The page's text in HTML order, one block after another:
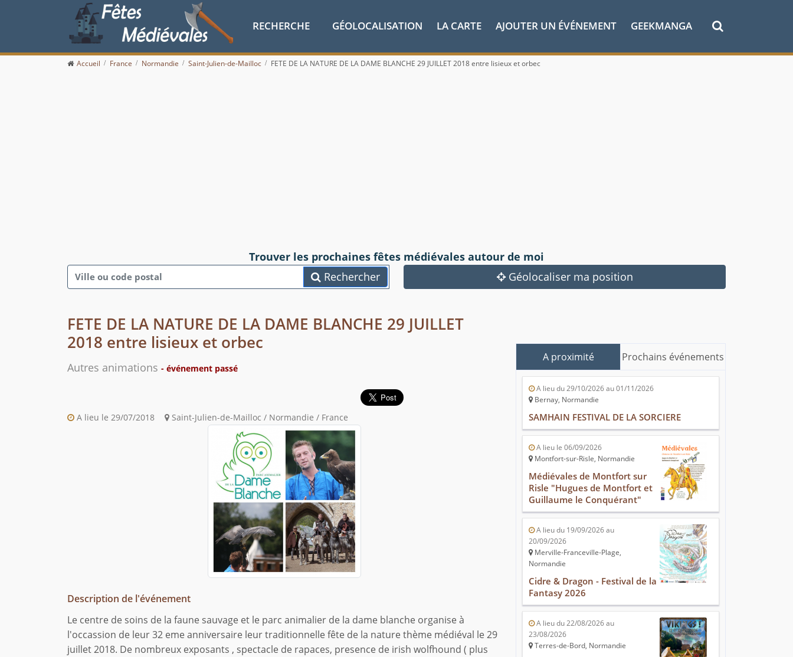
RECHERCHE GÉOLOCALISATION LA CARTE AJOUTER UN ÉVÉNEMENT GEEKMANGA
Accueil France Normandie Saint-Julien-de-Mailloc FETE DE LA NATURE DE LA DAME BLANCHE 29 JUILLET 2018 entre lisieux et orbec
Trouver les prochaines fêtes médiévales autour de moi
Rechercher
Géolocaliser ma position
FETE DE LA NATURE DE LA DAME BLANCHE 29 JUILLET
2018 entre lisieux et orbec
Autres animations - événement passé
A lieu le 29/07/2018 Saint-Julien-de-Mailloc / Normandie / France
Description de l'événement
Le centre de soins de la faune sauvage et le parc animalier de la dame blanche organise à
l'occassion de leur 32 eme anniversaire leur traditionnelle fête de la nature thème médiéval le 29
juillet 2018. De nombreux exposants , spectacle de rapaces, presence de irish wolfhound ( plus
A proximité Prochains événements
A lieu du 29/10/2026 au 01/11/2026
Bernay, Normandie
SAMHAIN FESTIVAL DE LA SORCIERE
A lieu le 06/09/2026
Montfort-sur-Risle, Normandie
Médiévales de Montfort sur
Risle "Hugues de Montfort et
Guillaume le Conquérant"
A lieu du 19/09/2026 au
20/09/2026
Merville-Franceville-Plage,
Normandie
Cidre & Dragon - Festival de la
Fantasy 2026
A lieu du 22/08/2026 au
23/08/2026
Terres-de-Bord, Normandie